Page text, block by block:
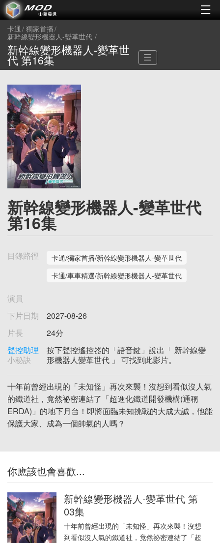
卡通 獨家首播
新幹線變形機器人-變革世代
新幹線變形機器人-變革世
代 第16集
新幹線變形機器人-變革世代
第16集
目錄路徑
卡通/獨家首播/新幹線變形機器人-變革世代
卡通/車車精選/新幹線變形機器人-變革世代
演員
下片日期
2027-08-26
片長
24分
聲控助理
小秘訣
按下聲控遙控器的「語音鍵」說出「 新幹線變
形機器人變革世代 」 可找到此影片。
十年前曾經出現的「未知怪」再次來襲！沒想到看似沒人氣
的鐵道社，竟然祕密連結了「超進化鐵道開發機構(通稱
ERDA)」的地下月台！即將面臨未知挑戰的大成大誠，他能
保護大家、成為一個帥氣的人嗎？
你應該也會喜歡...
新幹線變形機器人-變革世代 第
03集
十年前曾經出現的「未知怪」再次來襲！沒想
到看似沒人氣的鐵道社，竟然祕密連結了「超